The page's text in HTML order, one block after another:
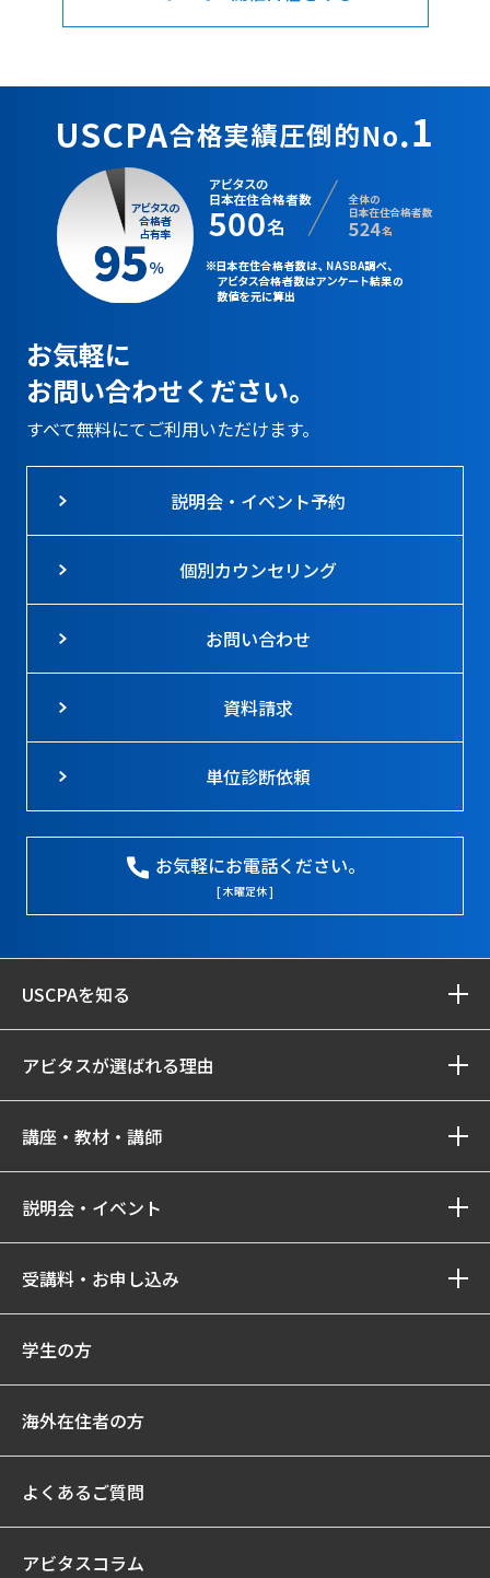
お気軽に
お問い合わせください。
すべて無料にてご利用いただけます。
説明会・イベント予約
個別カウンセリング
お問い合わせ
資料請求
単位診断依頼
お気軽にお電話ください。
[ 木曜定休 ]
USCPAを知る
アビタスが選ばれる理由
講座・教材・講師
説明会・イベント
受講料・お申し込み
学生の方
海外在住者の方
よくあるご質問
アビタスコラム